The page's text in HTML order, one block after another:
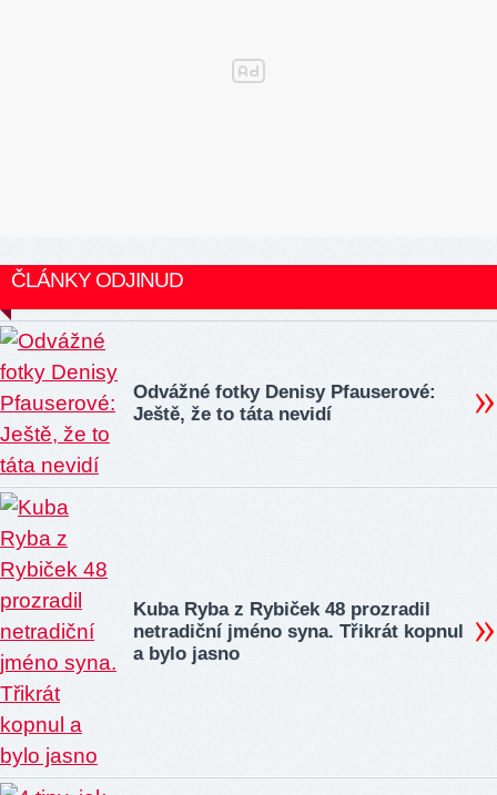
ČLÁNKY ODJINUD
Odvážné fotky Denisy Pfauserové:
Ještě, že to táta nevidí
Kuba Ryba z Rybiček 48 prozradil
netradiční jméno syna. Třikrát kopnul
a bylo jasno